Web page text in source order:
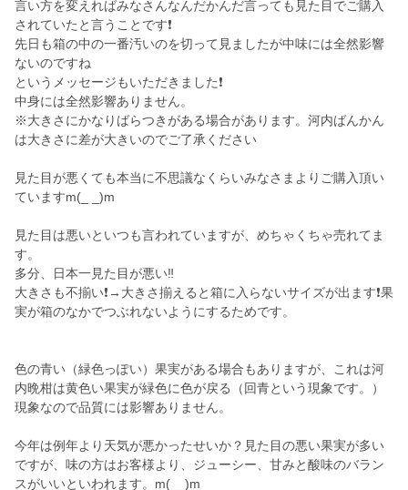
言い方を変えればみなさんなんだかんだ言っても見た目でご購入
されていたと言うことです❗
先日も箱の中の一番汚いのを切って見ましたが中味には全然影響
ないのですね
というメッセージもいただきました❗
中身には全然影響ありません。
※大きさにかなりばらつきがある場合があります。河内ばんかん
は大きさに差が大きいのでご了承ください
見た目が悪くても本当に不思議なくらいみなさまよりご購入頂い
ていますm(_ _)m
見た目は悪いといつも言われていますが、めちゃくちゃ売れてま
す。
多分、日本一見た目が悪い‼️
大きさも不揃い❗→大きさ揃えると箱に入らないサイズが出ます❗果
実が箱のなかでつぶれないようにするためです。
色の青い（緑色っぽい）果実がある場合もありますが、これは河
内晩柑は黄色い果実が緑色に色が戻る（回青という現象です。）
現象なので品質には影響ありません。
今年は例年より天気が悪かったせいか？見た目の悪い果実が多い
ですが、味の方はお客様より、ジューシー、甘みと酸味のバラン
スがいいといわれます。m(__)m